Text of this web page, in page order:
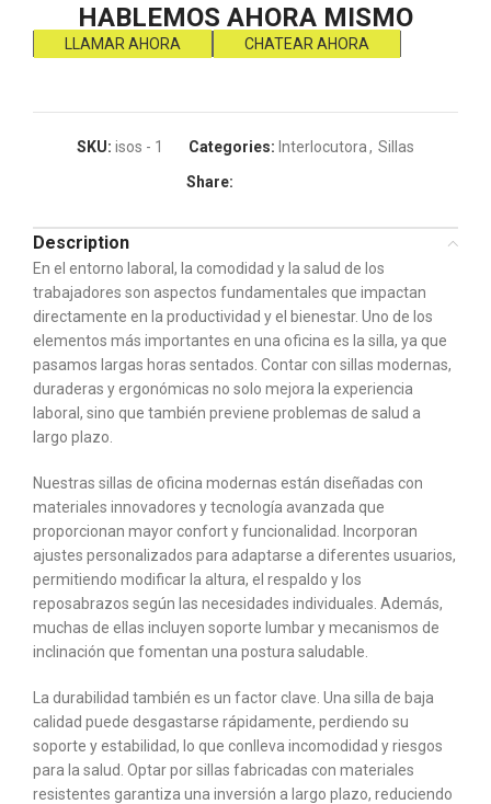
HABLEMOS AHORA MISMO
LLAMAR AHORA CHATEAR AHORA
SKU: isos - 1 Categories: Interlocutora, Sillas
Share:
Description
En el entorno laboral, la comodidad y la salud de los
trabajadores son aspectos fundamentales que impactan
directamente en la productividad y el bienestar. Uno de los
elementos más importantes en una oficina es la silla, ya que
pasamos largas horas sentados. Contar con sillas modernas,
duraderas y ergonómicas no solo mejora la experiencia
laboral, sino que también previene problemas de salud a
largo plazo.
Nuestras sillas de oficina modernas están diseñadas con
materiales innovadores y tecnología avanzada que
proporcionan mayor confort y funcionalidad. Incorporan
ajustes personalizados para adaptarse a diferentes usuarios,
permitiendo modificar la altura, el respaldo y los
reposabrazos según las necesidades individuales. Además,
muchas de ellas incluyen soporte lumbar y mecanismos de
inclinación que fomentan una postura saludable.
La durabilidad también es un factor clave. Una silla de baja
calidad puede desgastarse rápidamente, perdiendo su
soporte y estabilidad, lo que conlleva incomodidad y riesgos
para la salud. Optar por sillas fabricadas con materiales
resistentes garantiza una inversión a largo plazo, reduciendo